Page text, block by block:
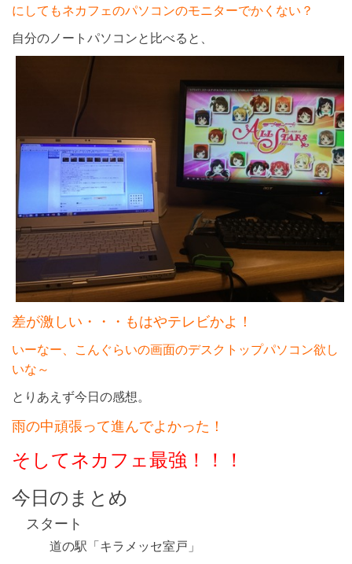
にしてもネカフェのパソコンのモニターでかくない？
自分のノートパソコンと比べると、
差が激しい・・・もはやテレビかよ！
いーなー、こんぐらいの画面のデスクトップパソコン欲し
いな～
とりあえず今日の感想。
雨の中頑張って進んでよかった！
そしてネカフェ最強！！！
今日のまとめ
スタート
道の駅「キラメッセ室戸」